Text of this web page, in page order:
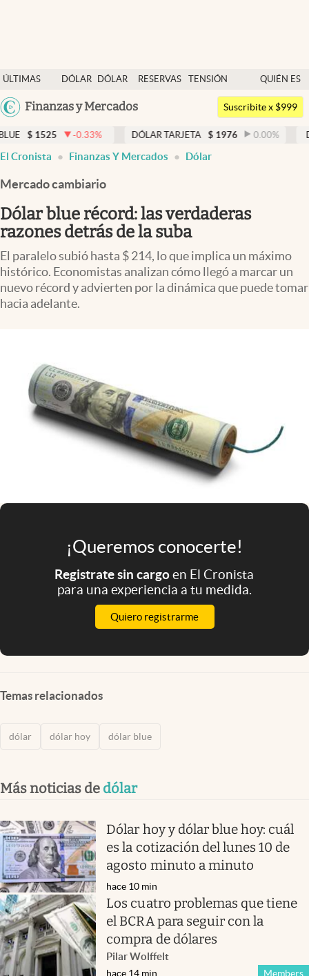
ÚLTIMAS
NOTICIAS
DÓLAR
DÓLAR
RESERVAS
TENSIÓN
GEOPOLÍTICA
QUIÉN ES
QUIÉN
Argentina
Finanzas y Mercados
Dólar
Members
Economía y Política
Finanzas y Mercados
Mercados Online
Negocios
Columnistas
Apertura
Mundial 2026
Eventos Corporativos
Suscribite x $999
-0.33 % DÓLAR TARJETA $ 1976 0.00 % DÓLAR MEP
El Cronista Finanzas Y Mercados Dólar
Mercado cambiario
Dólar blue récord: las verdaderas
razones detrás de la suba
El paralelo subió hasta $ 214, lo que implica un máximo
histórico. Economistas analizan cómo llegó a marcar un
nuevo récord y advierten por la dinámica que puede tomar
hacia adelante.
¡Queremos conocerte!
Registrate sin cargoen El Cronista
para una experiencia a tu medida.
Quiero registrarme
Temas relacionados
dólar dólar hoy dólar blue
Más noticias de dólar
Dólar hoy y dólar blue hoy: cuál
es la cotización del lunes 10 de
agosto minuto a minuto
hace 10 min
Los cuatro problemas que tiene
el BCRA para seguir con la
compra de dólares
Pilar Wolffelt
Members
hace 14 min